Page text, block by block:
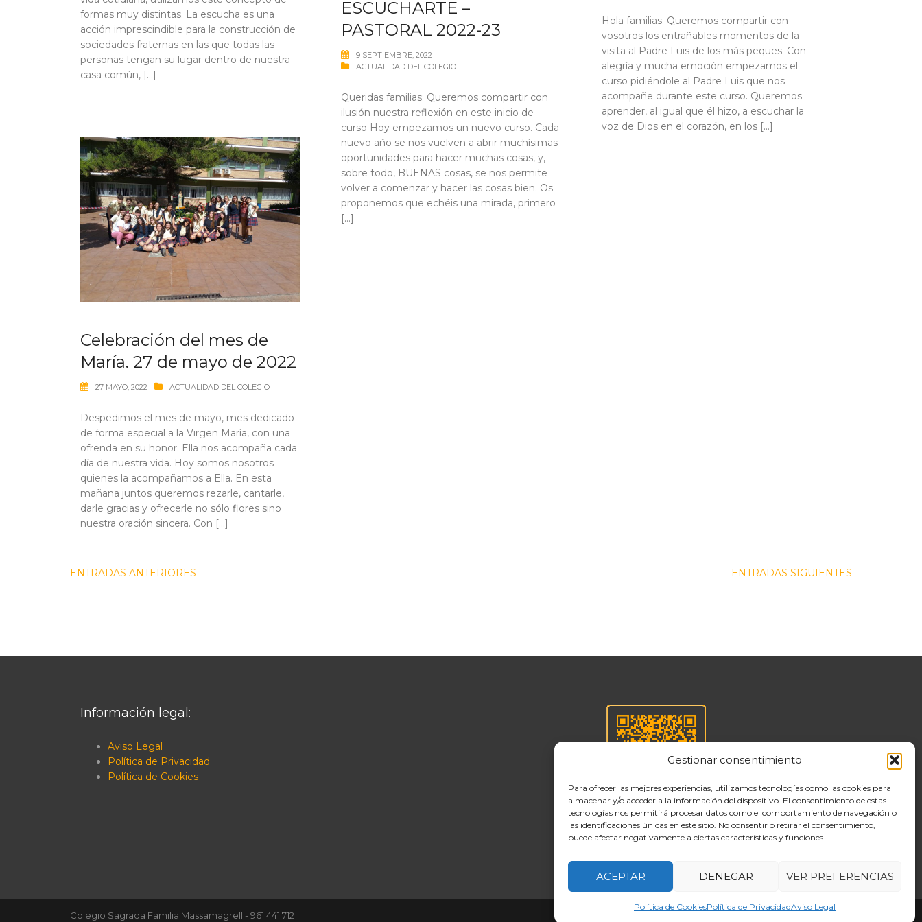
Gestionar consentimiento
Para ofrecer las mejores experiencias, utilizamos tecnologías como las cookies para
almacenar y/o acceder a la información del dispositivo. El consentimiento de estas
tecnologías nos permitirá procesar datos como el comportamiento de navegación o
las identificaciones únicas en este sitio. No consentir o retirar el consentimiento,
puede afectar negativamente a ciertas características y funciones.
ACEPTAR DENEGAR VER PREFERENCIAS
Política de CookiesPolítica de PrivacidadAviso Legal
Hola familias. Queremos compartir con
vosotros los entrañables momentos de la
visita al Padre Luis de los más peques. Con
alegría y mucha emoción empezamos el
curso pidiéndole al Padre Luis que nos
acompañe durante este curso. Queremos
aprender, al igual que él hizo, a escuchar la
voz de Dios en el corazón, en los […]
formas muy distintas. La escucha es una
acción imprescindible para la construcción de
sociedades fraternas en las que todas las
personas tengan su lugar dentro de nuestra
casa común, […]
ESCUCHARTE –
PASTORAL 2022-23
9 SEPTIEMBRE, 2022
ACTUALIDAD DEL COLEGIO
Queridas familias: Queremos compartir con
ilusión nuestra reflexión en este inicio de
curso Hoy empezamos un nuevo curso. Cada
nuevo año se nos vuelven a abrir muchísimas
oportunidades para hacer muchas cosas, y,
sobre todo, BUENAS cosas, se nos permite
volver a comenzar y hacer las cosas bien. Os
proponemos que echéis una mirada, primero
[…]
Celebración del mes de
María. 27 de mayo de 2022
27 MAYO, 2022 ACTUALIDAD DEL COLEGIO
Despedimos el mes de mayo, mes dedicado
de forma especial a la Virgen María, con una
ofrenda en su honor. Ella nos acompaña cada
día de nuestra vida. Hoy somos nosotros
quienes la acompañamos a Ella. En esta
mañana juntos queremos rezarle, cantarle,
darle gracias y ofrecerle no sólo flores sino
nuestra oración sincera. Con […]
Navegación
ENTRADAS ANTERIORES ENTRADAS SIGUIENTES
Información legal:
Aviso Legal
Política de Privacidad
Política de Cookies
Canal interno de
información
Colegio Sagrada Familia Massamagrell - 961 441 712